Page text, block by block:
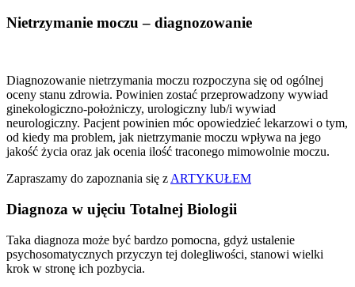
Nietrzymanie moczu – diagnozowanie
Diagnozowanie nietrzymania moczu rozpoczyna się od ogólnej
oceny stanu zdrowia. Powinien zostać przeprowadzony wywiad
ginekologiczno-położniczy, urologiczny lub/i wywiad
neurologiczny. Pacjent powinien móc opowiedzieć lekarzowi o tym,
od kiedy ma problem, jak nietrzymanie moczu wpływa na jego
jakość życia oraz jak ocenia ilość traconego mimowolnie moczu.
Zapraszamy do zapoznania się z ARTYKUŁEM
Diagnoza w ujęciu Totalnej Biologii
Taka diagnoza może być bardzo pomocna, gdyż ustalenie
psychosomatycznych przyczyn tej dolegliwości, stanowi wielki
krok w stronę ich pozbycia.